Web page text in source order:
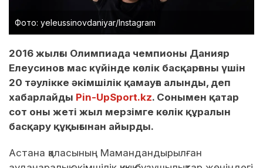
Фото: yeleussinovdaniyar/Instagram
2016 жылғы Олимпиада чемпионы Данияр
Елеусинов мас күйінде көлік басқарғаны үшін
20 тәулікке әкімшілік қамауға алынды, деп
хабарлайды Pin-UpSport.kz. Сонымен қатар
сот оны жеті жыл мерзімге көлік құралын
басқару құқығынан айырды.
Астана қаласының Мамандандырылған